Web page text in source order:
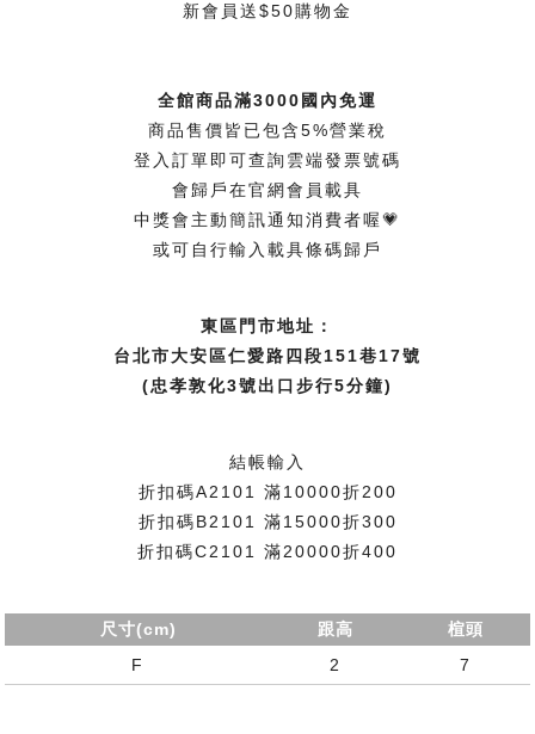
新會員送$50購物金
全館商品滿3000國內免運
商品售價皆已包含5%營業稅
登入訂單即可查詢雲端發票號碼
會歸戶在官網會員載具
中獎會主動簡訊通知消費者喔💗
或可自行輸入載具條碼歸戶
東區門市地址：
台北市大安區仁愛路四段151巷17號
(忠孝敦化3號出口步行5分鐘)
結帳輸入
折扣碼A2101 滿10000折200
折扣碼B2101 滿15000折300
折扣碼C2101 滿20000折400
尺寸(cm) 跟高
楦頭
F
2 7